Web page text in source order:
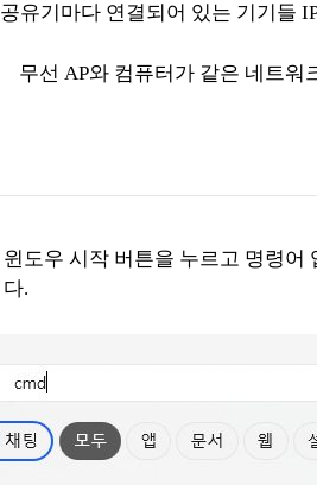
공유기마다 연결되어 있는 기기들
무선 AP와 컴퓨터가 같은 네트워
윈도우 시작 버튼을 누르고 명령어
다.